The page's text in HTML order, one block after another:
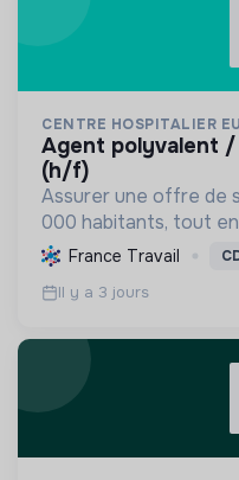
CENTRE HOSPITALIER
agent polyvalent / agente polyvalente
(h/f)
Assurer une offre de
000 habitants, tout
écologique via des
des achats
par une...
France Travail
Il y a 3 jours